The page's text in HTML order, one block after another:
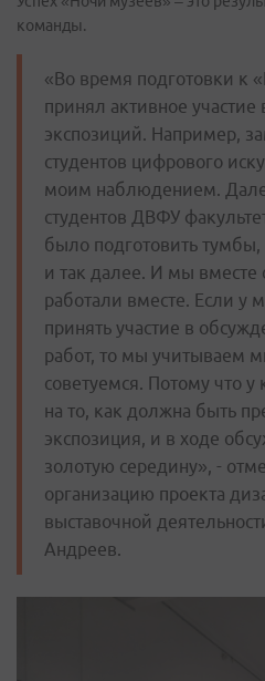
команды.
«Во время подготовки к
принял активное участие
экспозиций. Например,
студентов цифрового
моим наблюдением.
студентов ДВФУ
было подготовить тумбы,
и так далее. И мы вместе
работали вместе. Если у
принять участие в
работ, то мы учитываем
советуемся. Потому что у
на то, как должна быть
экспозиция, и в ходе
золотую середину», -
организацию проекта
выставочной
Андреев.